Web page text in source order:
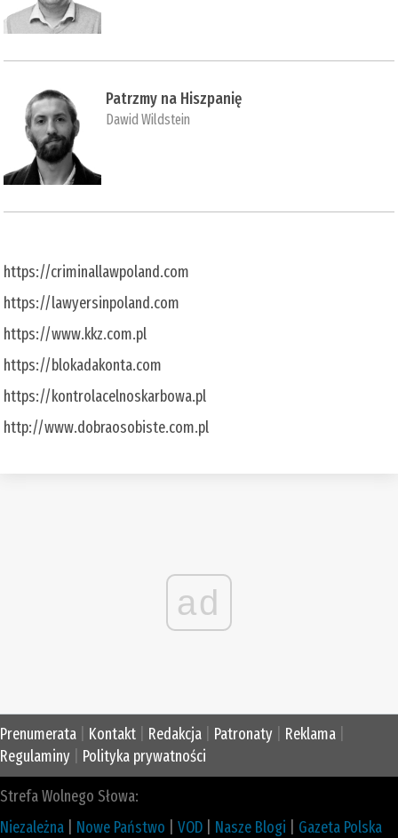
Patrzmy na Hiszpanię
Dawid Wildstein
https://criminallawpoland.com
https://lawyersinpoland.com
https://www.kkz.com.pl
https://blokadakonta.com
https://kontrolacelnoskarbowa.pl
http://www.dobraosobiste.com.pl
ad
Prenumerata Kontakt Redakcja Patronaty Reklama
Regulaminy
Polityka prywatności
Strefa Wolnego Słowa:
Niezależna
Nowe Państwo VOD Nasze Blogi Gazeta Polska